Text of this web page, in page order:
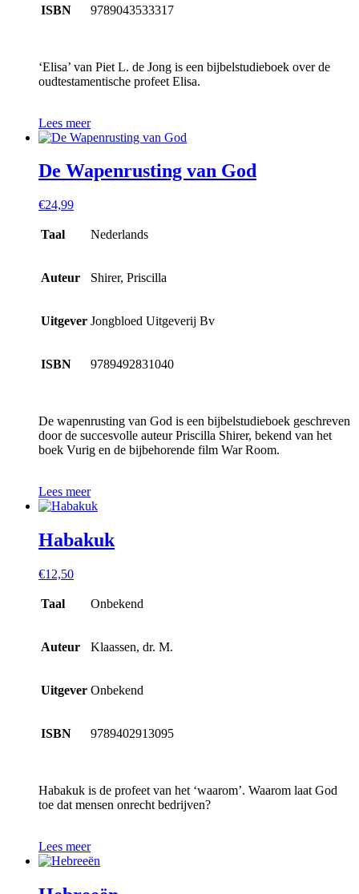
ISBN 9789043533317
‘Elisa’ van Piet L. de Jong is een bijbelstudieboek over de
oudtestamentische profeet Elisa.
Lees meer
De Wapenrusting van God
€24,99
Taal Nederlands
Auteur Shirer, Priscilla
Uitgever Jongbloed Uitgeverij Bv
ISBN 9789492831040
De wapenrusting van God is een bijbelstudieboek geschreven
door de succesvolle auteur Priscilla Shirer, bekend van het
boek Vurig en de bijbehorende film War Room.
Lees meer
Habakuk
€12,50
Taal Onbekend
Auteur Klaassen, dr. M.
Uitgever Onbekend
ISBN 9789402913095
Habakuk is de profeet van het ‘waarom’. Waarom laat God
toe dat mensen onrecht bedrijven?
Lees meer